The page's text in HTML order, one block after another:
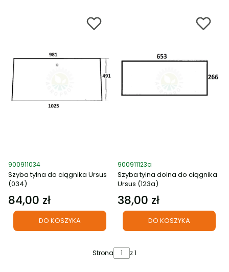
Kod produktu
900911034
Szyba tylna do ciągnika Ursus
(034)
Cena
84,00 zł
DO KOSZYKA
Kod produktu
900911123a
Szyba tylna dolna do ciągnika
Ursus (123a)
Cena
38,00 zł
DO KOSZYKA
Strona z 1